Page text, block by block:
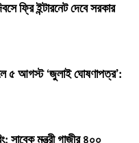
ফ্রি ইন্টারনেট দেবে সরকার
৫ আগস্ট ‘জুলাই ঘোষণাপত্র’:
সাবেক মন্ত্রী গাজীর ৪০০